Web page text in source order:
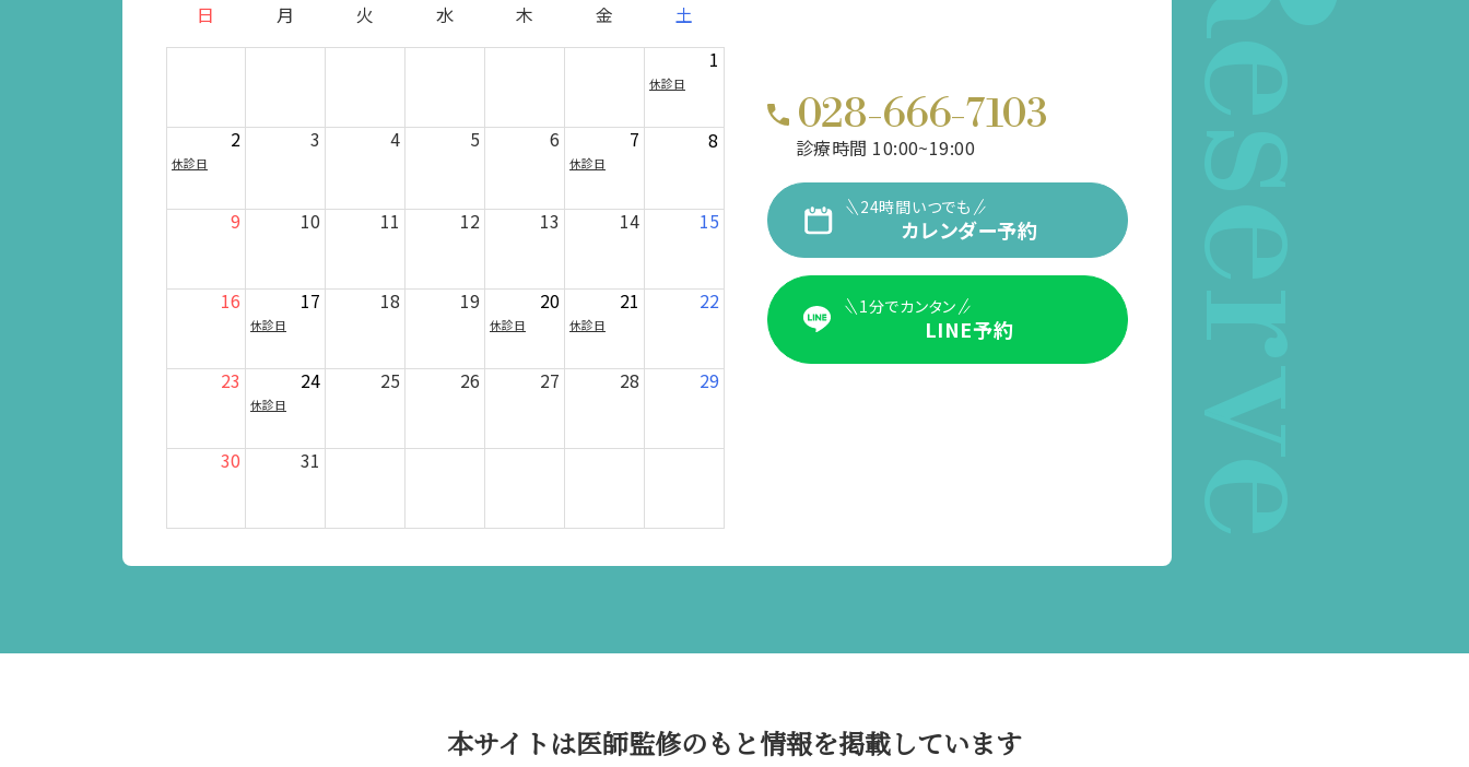
日 月 火 水 木 金
土
1
休診日
2
休診日
3 4 5 6 7
休診日
8
9 10 11 12 13 14 15
16 17
休診日
18 19 20
休診日
21
休診日
22
23 24
休診日
25 26 27 28 29
30 31
028-666-7103
診療時間 10:00~19:00
24時間いつでも
カレンダー予約
1分でカンタン
LINE予約
本サイトは医師監修のもと情報を掲載しています